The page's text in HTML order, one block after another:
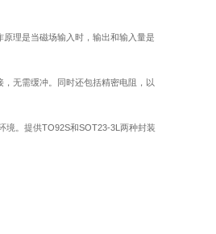
理是当磁场输入时，输出和输入量是
无需缓冲。同时还包括精密电阻，以
。提供TO92S和SOT23-3L两种封装